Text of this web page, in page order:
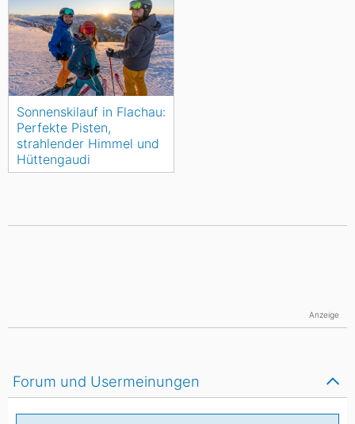
Sonnenskilauf in Flachau:
Perfekte Pisten,
strahlender Himmel und
Hüttengaudi
Forum und Usermeinungen
Anzeige